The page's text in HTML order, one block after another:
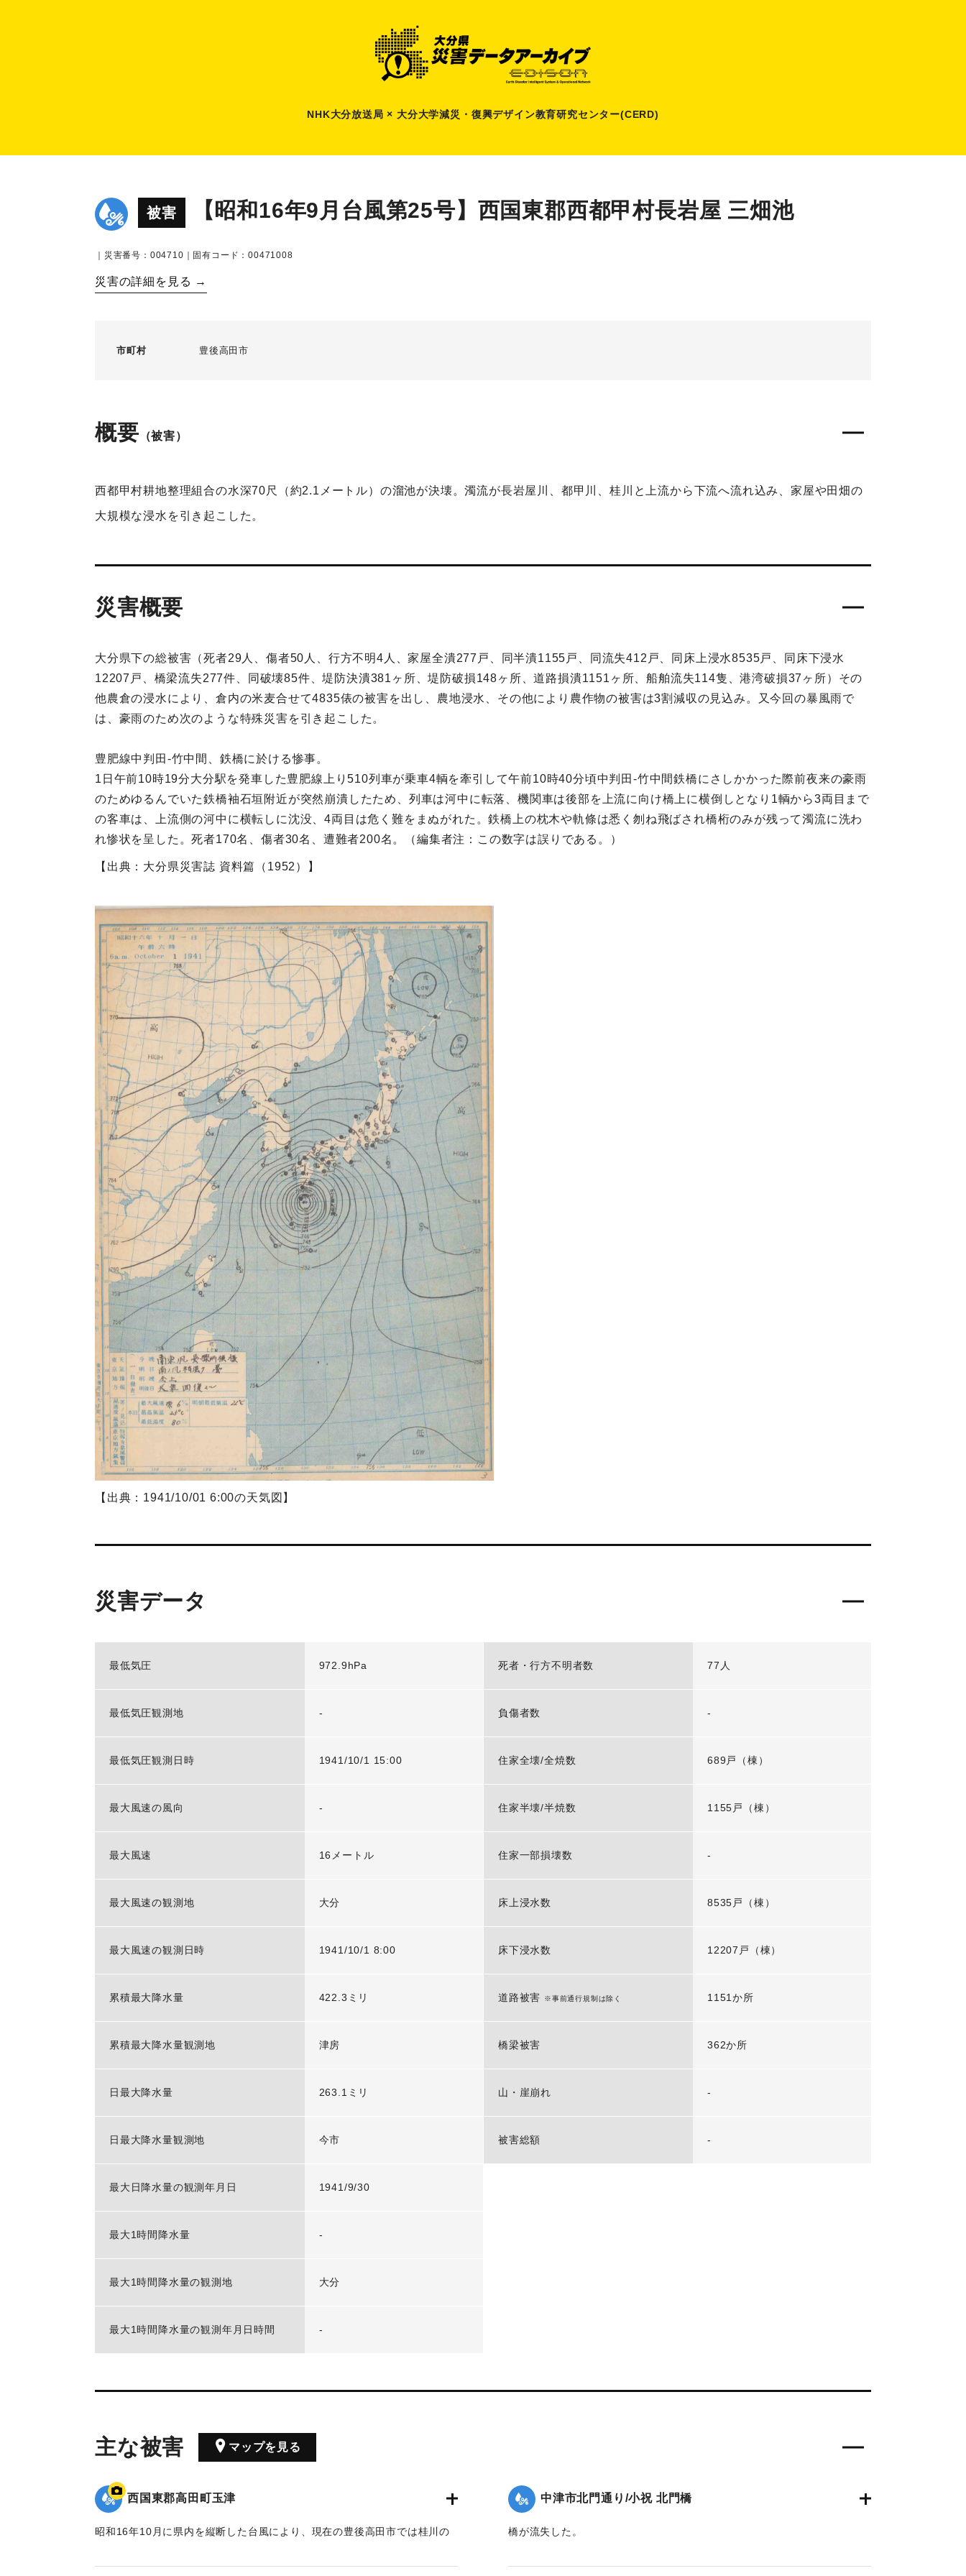
NHK大分放送局 × 大分大学減災 ・ 復興デザイン教育研究センター(CERD)
被害 【昭和16年9月台風第25号】西国東郡西都甲村長岩屋 三畑池
｜災害番号：004710｜固有コード：00471008
災害の詳細を見る →
市町村 豊後高田市
概要 （被害）
西都甲村耕地整理組合の水深70尺（約2.1メートル）の溜池が決壊。濁流が長岩屋川、都甲川、桂川と上流から下流へ流れ込み、家屋や田畑の
大規模な浸水を引き起こした。
災害概要
大分県下の総被害（死者29人、傷者50人、行方不明4人、家屋全潰277戸、同半潰1155戸、同流失412戸、同床上浸水8535戸、同床下浸水
12207戸、橋梁流失277件、同破壊85件、堤防決潰381ヶ所、堤防破損148ヶ所、道路損潰1151ヶ所、船舶流失114隻、港湾破損37ヶ所）その
他農倉の浸水により、倉内の米麦合せて4835俵の被害を出し、農地浸水、その他により農作物の被害は3割減収の見込み。又今回の暴風雨で
は、豪雨のため次のような特殊災害を引き起こした。
豊肥線中判田‐竹中間、鉄橋に於ける惨事。
1日午前10時19分大分駅を発車した豊肥線上り510列車が乗車4輌を牽引して午前10時40分頃中判田‐竹中間鉄橋にさしかかった際前夜来の豪雨
のためゆるんでいた鉄橋袖石垣附近が突然崩潰したため、列車は河中に転落、機関車は後部を上流に向け橋上に横倒しとなり1輌から3両目まで
の客車は、上流側の河中に横転しに沈没、4両目は危く難をまぬがれた。鉄橋上の枕木や軌條は悉く刎ね飛ばされ橋桁のみが残って濁流に洗わ
れ惨状を呈した。死者170名、傷者30名、遭難者200名。（編集者注：この数字は誤りである。）
【出典：大分県災害誌 資料篇（1952）】
【出典：1941/10/01 6:00の天気図】
災害データ
最低気圧 972.9hPa
最低気圧観測地 -
最低気圧観測日時 1941/10/1 15:00
最大風速の風向 -
最大風速 16メートル
最大風速の観測地 大分
最大風速の観測日時 1941/10/1 8:00
累積最大降水量 422.3ミリ
累積最大降水量観測地 津房
日最大降水量 263.1ミリ
日最大降水量観測地 今市
最大日降水量の観測年月日 1941/9/30
最大1時間降水量 -
最大1時間降水量の観測地 大分
最大1時間降水量の観測年月日時間 -
死者・行方不明者数 77人
負傷者数 -
住家全壊/全焼数 689戸（棟）
住家半壊/半焼数 1155戸（棟）
住家一部損壊数 -
床上浸水数 8535戸（棟）
床下浸水数 12207戸（棟）
道路被害 ※事前通行規制は除く 1151か所
橋梁被害 362か所
山・崖崩れ -
被害総額 -
主な被害 マップを見る
西国東郡高田町玉津
昭和16年10月に県内を縦断した台風により、現在の豊後高田市では桂川の
た。ポイントは「東天紅」の跡地。番組で調査した際に位置を特定。
中津市北門通り/小祝 北門橋
橋が流失した。